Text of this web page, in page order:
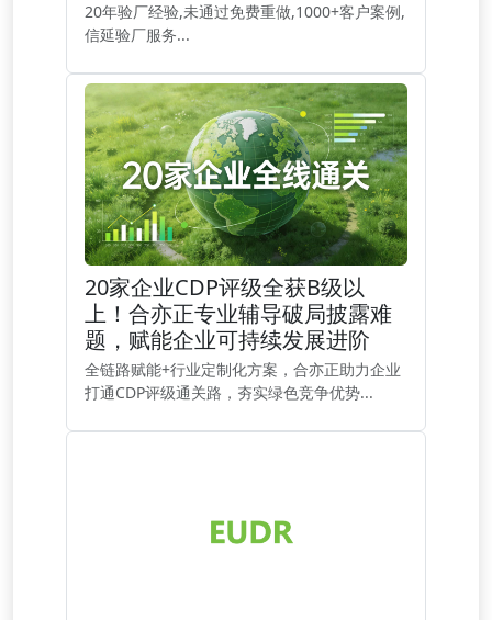
20年验厂经验,未通过免费重做,1000+客户案例,
信延验厂服务...
20家企业CDP评级全获B级以
上！合亦正专业辅导破局披露难
题，赋能企业可持续发展进阶
全链路赋能+行业定制化方案，合亦正助力企业
打通CDP评级通关路，夯实绿色竞争优势...